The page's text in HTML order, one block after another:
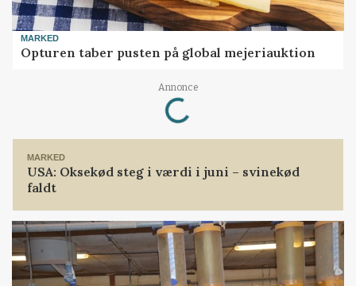
MARKED
Opturen taber pusten på global mejeriauktion
Annonce
Loading...
MARKED
USA: Oksekød steg i værdi i juni – svinekød
faldt